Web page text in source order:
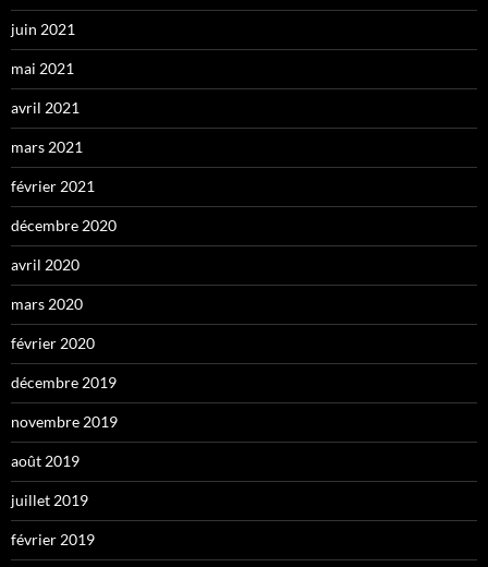
juin 2021
mai 2021
avril 2021
mars 2021
février 2021
décembre 2020
avril 2020
mars 2020
février 2020
décembre 2019
novembre 2019
août 2019
juillet 2019
février 2019